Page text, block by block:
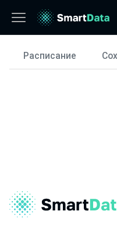
Расписание
Расписание